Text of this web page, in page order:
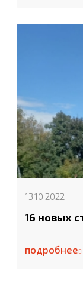
13.10.2022
16 новых
подробнее